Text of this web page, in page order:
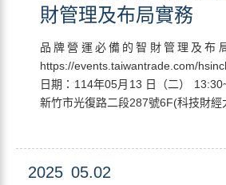
財管理及布局實務
品牌營運必備的智財管理及布
https://events.taiwantrade.com/
日期：114年05月13 日（二）
新竹市光復路二段287號6F(科技財經
2025 05.02